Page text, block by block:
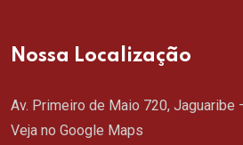
Nossa Localização
Av. Primeiro de Maio 720,
Veja no Google Maps